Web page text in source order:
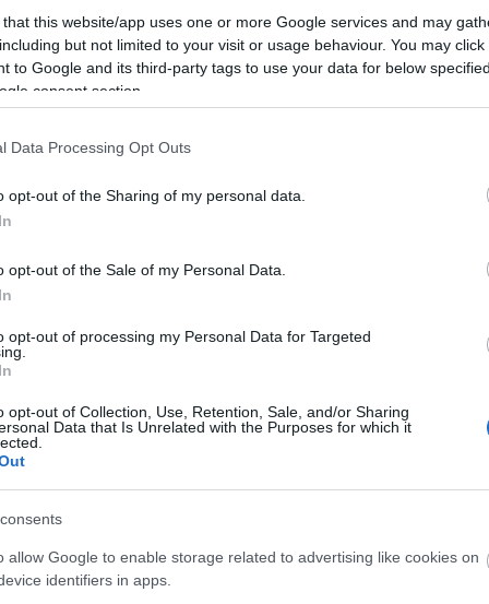
that this website/app uses one or more Google services and may
but not limited to your visit or usage behaviour. You may
to Google and its third-party tags to use your data for below
consent section.
Data Processing Opt Outs
opt-out of the Sharing of my personal data.
opt-out of the Sale of my Personal Data.
opt-out of processing my Personal Data for Targeted
opt-out of Collection, Use, Retention, Sale, and/or Sharing
Data that Is Unrelated with the Purposes for which it
allow Google to enable storage related to advertising like cookies on
identifiers in apps.
a Fidesz Borsod-Abaúj-Zempléni Szervezete 150
nem tetszett az előadás egy-két kassai szélsőjobboldali
már a főpróba után riadót fújtak.
rendezése annyiban új a darab előadásainak
a felelősöket, akiknek köszönhetően Magyarország a
került, s arra is figyelmeztet, hogy ezek az eszmék
árpádsávos huligánok jelennek meg a színen, és
hősi halált halt Tót Gyulasírja előtt. Szombaton és
egyeztetés után a zászlók helyett elemlámpával
szájába nyomja a lámpát.
az ominózus esettel, s felvetik mind az igazgató, mind a
cenzúra, mindössze árnyaltabb színpadi megoldás
nem akart provokálni a zászlóval, csupán arra akart
ma is köztünk élnek, amelyek veszélyeztetik a
a véleménye abban, hogy Kassán meggyalázták a
Vagy pedig, ahogy